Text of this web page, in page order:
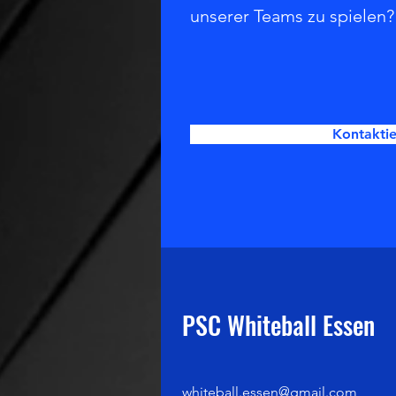
unserer Teams zu spielen?
PSC Whiteball Essen
whiteball.essen@gmail.com